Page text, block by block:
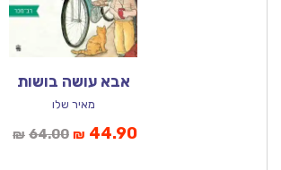
אבא עושה בושות
מאיר שלו
₪ 64.00המחיר
₪ 44.90המחיר